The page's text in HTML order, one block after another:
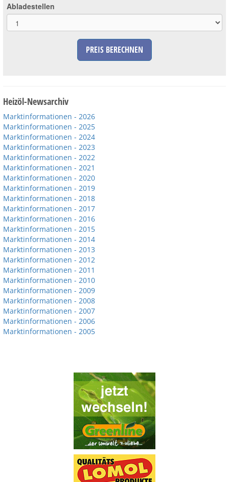
Abladestellen
PREIS BERECHNEN
Heizöl-Newsarchiv
Marktinformationen - 2026
Marktinformationen - 2025
Marktinformationen - 2024
Marktinformationen - 2023
Marktinformationen - 2022
Marktinformationen - 2021
Marktinformationen - 2020
Marktinformationen - 2019
Marktinformationen - 2018
Marktinformationen - 2017
Marktinformationen - 2016
Marktinformationen - 2015
Marktinformationen - 2014
Marktinformationen - 2013
Marktinformationen - 2012
Marktinformationen - 2011
Marktinformationen - 2010
Marktinformationen - 2009
Marktinformationen - 2008
Marktinformationen - 2007
Marktinformationen - 2006
Marktinformationen - 2005